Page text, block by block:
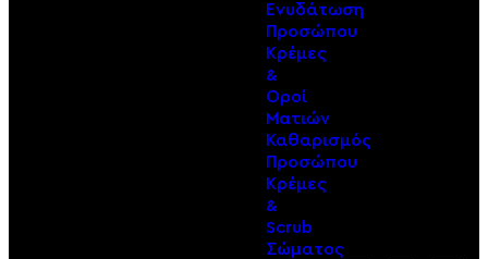
Ενυδάτωση
Προσώπου
Κρέμες
&
Οροί
Ματιών
Καθαρισμός
Προσώπου
Κρέμες
&
Scrub
Σώματος